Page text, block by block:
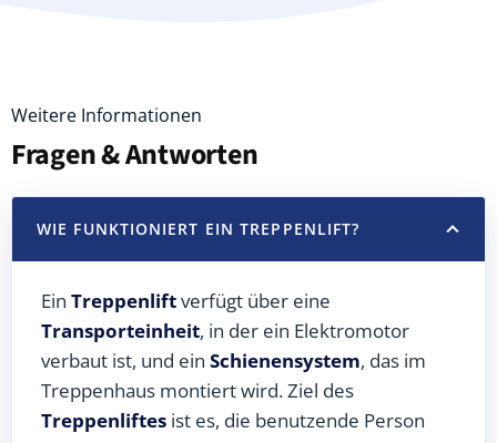
Weitere Informationen
Fragen & Antworten
WIE FUNKTIONIERT EIN TREPPENLIFT?
Ein Treppenliftverfügt über eine
Transporteinheit, in der ein Elektromotor
verbaut ist, und ein Schienensystem, das im
Treppenhaus montiert wird. Ziel des
Treppenliftes ist es, die benutzende Person